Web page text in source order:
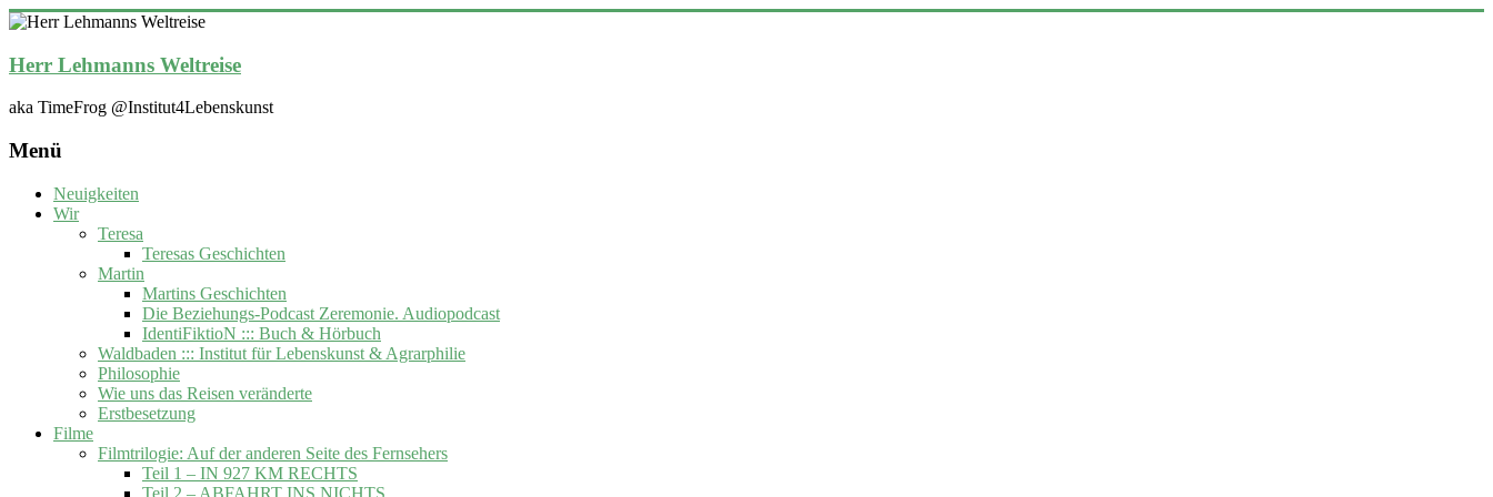
Zum
springen
Herr Lehmanns Weltreise
aka TimeFrog @Institut4Lebenskunst
Menü
Neuigkeiten
Wir
Teresa
Teresas Geschichten
Martin
Martins Geschichten
Die Beziehungs-Podcast Zeremonie. Audiopodcast
IdentiFiktioN ::: Buch & Hörbuch
Waldbaden ::: Institut für Lebenskunst & Agrarphilie
Philosophie
Wie uns das Reisen veränderte
Erstbesetzung
Filme
Filmtrilogie: Auf der anderen Seite des Fernsehers
Teil 1 – IN 927 KM RECHTS
Teil 2 – ABFAHRT INS NICHTS